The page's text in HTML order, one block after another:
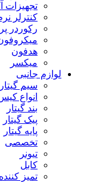
تجهیزات
کنترلر
رکوردر
هدفون
میکسر
لوازم جانبی
سیم گیتار
انواع
بند گیتار
پیک گیتار
پایه گیتار
تخصصی
تیونر
کابل
تمیز کننده